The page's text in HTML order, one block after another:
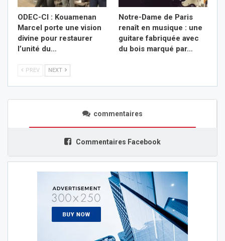
ODEC-CI : Kouamenan
Marcel porte une vision
divine pour restaurer
l’unité du…
Notre-Dame de Paris
renaît en musique : une
guitare fabriquée avec
du bois marqué par…
PREV NEXT
commentaires
Commentaires Facebook